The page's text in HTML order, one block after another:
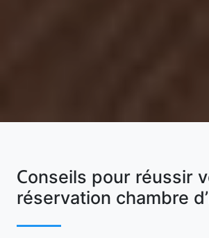
Conseils pour réussir
réservation chambre